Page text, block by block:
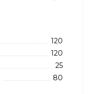
120
120
25
80